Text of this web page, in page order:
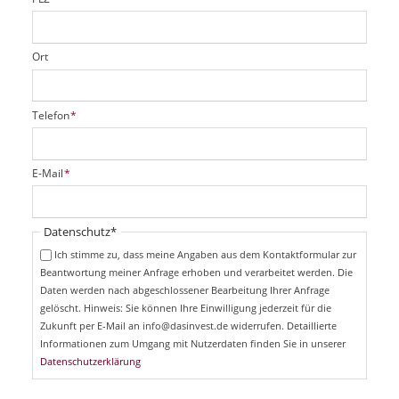
Ort
P
f
i
c
t
f
Telefon*
P
f
i
E-Mail*
Pflichtfeld
Datenschutz*
Ich stimme zu, dass meine Angaben aus dem Kontaktformular zur
Beantwortung meiner Anfrage erhoben und verarbeitet werden. Die
Daten werden nach abgeschlossener Bearbeitung Ihrer Anfrage
gelöscht. Hinweis: Sie können Ihre Einwilligung jederzeit für die
Zukunft per E-Mail an info@dasinvest.de widerrufen. Detaillierte
Informationen zum Umgang mit Nutzerdaten finden Sie in unserer
Datenschutzerklärung